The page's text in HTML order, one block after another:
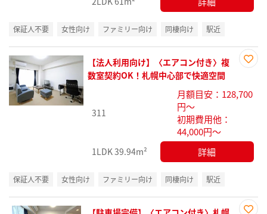
保証人不要 女性向け ファミリー向け 同棲向け 駅近
り登
【法人利用向け】〈エアコン付き〉複
数室契約OK！札幌中心部で快適空間
311
月額目安：128,700
円～
初期費用他：
44,000円～
1LDK39.94m² 詳細
保証人不要 女性向け ファミリー向け 同棲向け 駅近